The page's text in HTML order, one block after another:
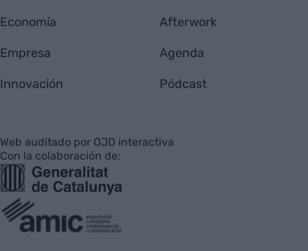
Economía
Empresa
Innovación
Afterwork
Agenda
Pódcast
Web auditado por OJD interactiva
Con la colaboración de: